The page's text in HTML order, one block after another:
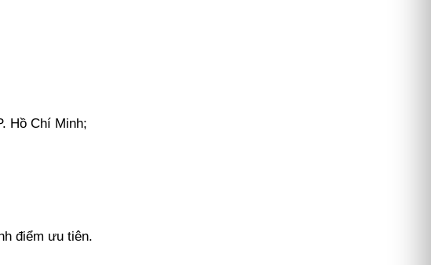
Hồ Chí Minh;
điểm ưu tiên.